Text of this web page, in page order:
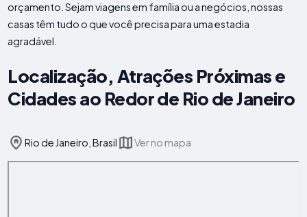
orçamento. Sejam viagens em família ou a negócios, nossas
casas têm tudo o que você precisa para uma estadia
agradável.
Localização, Atrações Próximas e
Cidades ao Redor de Rio de Janeiro
Rio de Janeiro, Brasil Ver no mapa